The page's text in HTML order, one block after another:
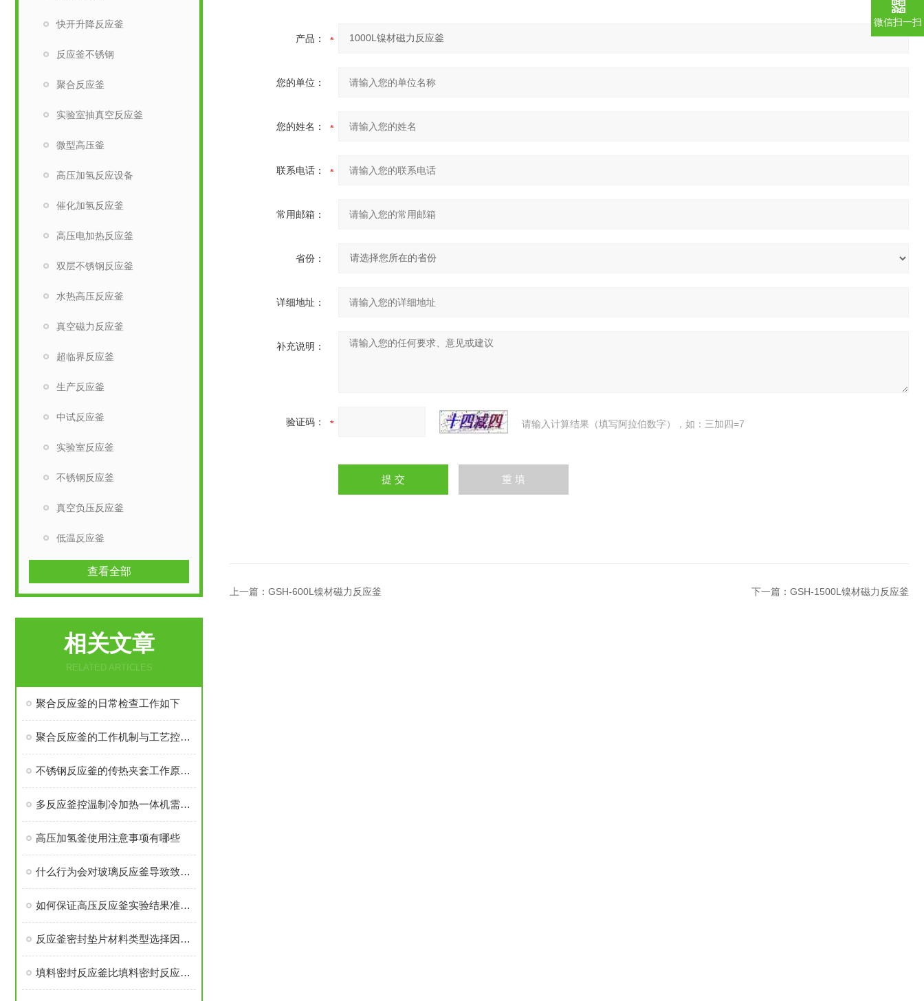
快开升降反应釜
反应釜不锈钢
聚合反应釜
实验室抽真空反应釜
微型高压釜
高压加氢反应设备
催化加氢反应釜
高压电加热反应釜
双层不锈钢反应釜
水热高压反应釜
真空磁力反应釜
超临界反应釜
生产反应釜
中试反应釜
实验室反应釜
不锈钢反应釜
真空负压反应釜
低温反应釜
查看全部
相关文章
RELATED ARTICLES
聚合反应釜的日常检查工作如下
聚合反应釜的工作机制与工艺控制解析
不锈钢反应釜的传热夹套工作原理是什么
多反应釜控温制冷加热一体机需注意安装过程有那些
高压加氢釜使用注意事项有哪些
什么行为会对玻璃反应釜导致致命伤害
如何保证高压反应釜实验结果准确可靠
反应釜密封垫片材料类型选择因素是什么？
填料密封反应釜比填料密封反应釜有那些优势
产品：
您的单位：
您的姓名：
联系电话：
常用邮箱：
省份：
详细地址：
补充说明：
验证码： 请输入计算结果（填写阿拉伯数字），如：三加四=7
上一篇： GSH-600L镍材磁力反应釜 下一篇： GSH-1500L镍材磁力反应釜
微信扫一扫